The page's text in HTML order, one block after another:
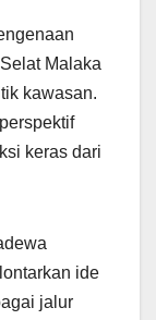
Malaka
kawasan.
keras dari
ide
jalur